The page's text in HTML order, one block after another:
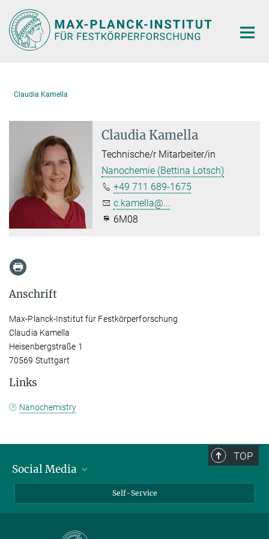
Hauptinhalt
Claudia Kamella
Claudia Kamella
Technische/r Mitarbeiter/in
Nanochemie (Bettina Lotsch)
+49 711 689-1675
c.kamella@...
6M08
Anschrift
Max-Planck-Institut für Festkörperforschung
Claudia Kamella
Heisenbergstraße 1
70569 Stuttgart
Links
Nanochemistry
TOP
Social Media
Self-Service